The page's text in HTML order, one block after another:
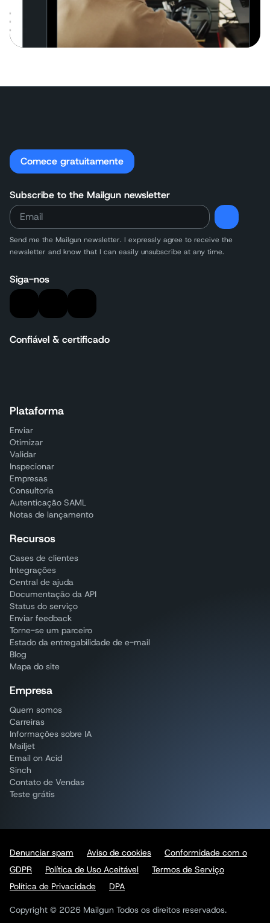
Comece gratuitamente
Subscribe to the Mailgun newsletter
Send me the Mailgun newsletter. I expressly agree to receive the
newsletter and know that I can easily unsubscribe at any time.
Siga-nos
Confiável & certificado
Plataforma
Enviar
Otimizar
Validar
Inspecionar
Empresas
Consultoria
Autenticação SAML
Notas de lançamento
Recursos
Cases de clientes
Integrações
Central de ajuda
Documentação da API
Status do serviço
Enviar feedback
Torne-se um parceiro
Estado da entregabilidade de e-mail
Blog
Mapa do site
Empresa
Quem somos
Carreiras
Informações sobre IA
Mailjet
Email on Acid
Sinch
Contato de Vendas
Teste grátis
Copyright © 2026 Mailgun Todos os direitos reservados.
Denunciar spam Aviso de cookies
Conformidade com o
GDPR
Política de Uso Aceitável
Termos de Serviço
Política de Privacidade
DPA